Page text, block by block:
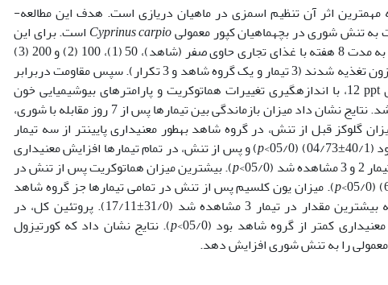
کورتیزول کورتیکواستروئیدی است که مهم­ترین اثر آن تنظیم اسمزی در ماهیان دریازی است. هدف این مطالعه­
به تنش شوری در بچه­ماهیان کپور معمولیCyprinus carpio است. برای این
منظور، کپور معمولی (12/0±36/1 گرم) به مدت 8 هفته با غذای تجاری حاوی صفر (شاهد)، 50 (1)، 100 (2) و 200 (3)
میلی­گرم بر کیلوگرم غذای هیدروکورتیزون تغذیه شدند (3 تیمار و یک گروه شاهد و 3 تکرار). سپس مقاومت در­برابر
ppt
12، با اندازه­­گیری تغییرات هماتوکریت و پارامترهای بیوشیمیایی خون
(گلوکز، کلسیم و پروتئین کل) بررسی شد. نتایج نشان داد میزان بازماندگی بین تیمارها پس از 7 روز مقابله با شوری،
گلوکز قبل از تنش، در گروه شاهد به­طور معنی­داری پایین­تر از سه تیمار
0>
p) و پس از تنش، در تمام تیمارها افزایش معنی­داری
(05/0>
p). بیشترین میزان هماتوکریت پس از تنش در
p). میزان یون کلسیم پس از تنش در تمامی تیمارها جز گروه شاهد
) که بیشترین مقدار در تیمار 3 مشاهده شد (31/0±17/11). پروتئین کل، در
کمتر از گروه شاهد بود (05/0>
p). نتایج نشان داد که کورتیزول
معمولی را به تنش شوری افزایش دهد.